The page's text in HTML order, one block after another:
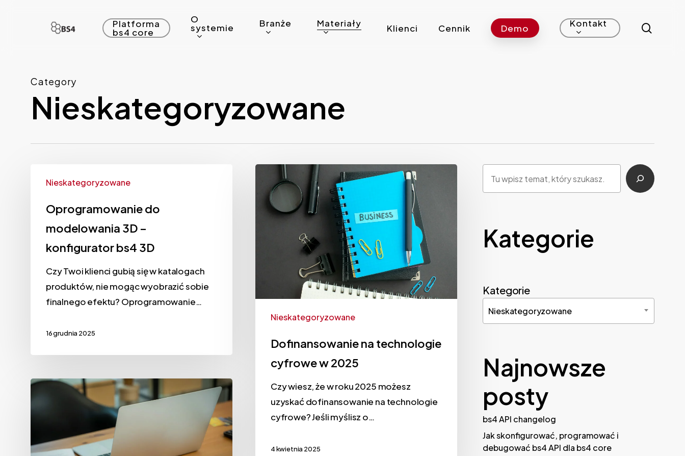
Platforma
bs4 core
O
systemie Branże Materiały Klienci Cennik Demo Kontakt
Category
Nieskategoryzowane
Nieskategoryzowane
Oprogramowanie do
modelowania 3D –
konfigurator bs4 3D
Czy Twoi klienci gubią się w katalogach
produktów, nie mogąc wyobrazić sobie
finalnego efektu? Oprogramowanie…
16 grudnia 2025
Nieskategoryzowane
Dofinansowanie na technologie
cyfrowe w 2025
Czy wiesz, że w roku 2025 możesz
uzyskać dofinansowanie na technologie
cyfrowe? Jeśli myślisz o…
4 kwietnia 2025
Kategorie
Kategorie
Nieskategoryzowane
Najnowsze
posty
bs4 API changelog
Jak skonfigurować, programować i
debugować bs4 API dla bs4 core